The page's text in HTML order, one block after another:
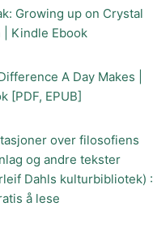
Growing up on Crystal
| Kindle Ebook
A Day Makes |
[PDF, EPUB]
over filosofiens
og andre tekster
Dahls kulturbibliotek) :
å lese